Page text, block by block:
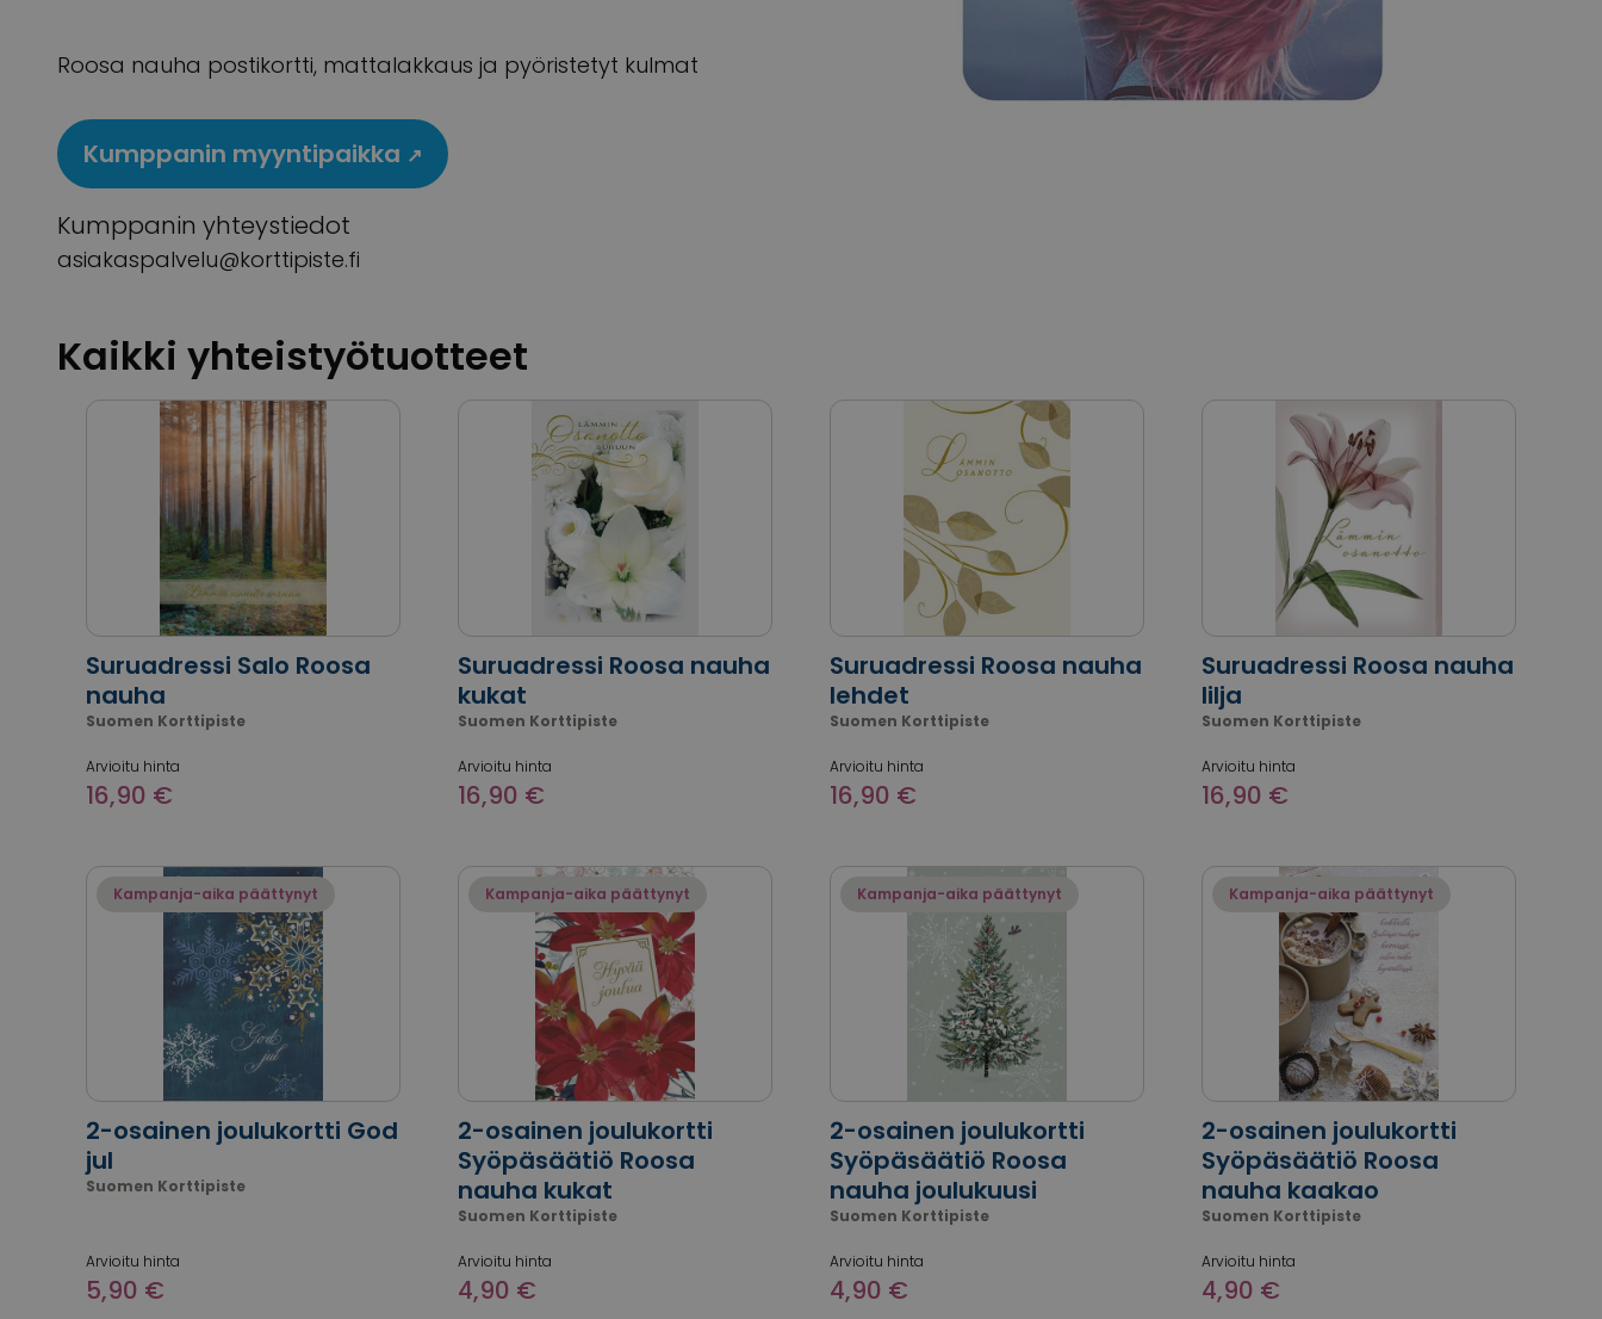
Roosa nauha postikortti, mattalakkaus ja pyöristetyt kulmat
Kumppanin myyntipaikka ↗
Kumppanin yhteystiedot
asiakaspalvelu@korttipiste.fi
Kaikki yhteistyötuotteet
Suruadressi Salo Roosa
nauha
Suomen Korttipiste
Arvioitu hinta
16,90 €
Suruadressi Roosa nauha
kukat
Suomen Korttipiste
Arvioitu hinta
16,90 €
Suruadressi Roosa nauha
lehdet
Suomen Korttipiste
Arvioitu hinta
16,90 €
Suruadressi Roosa nauha
lilja
Suomen Korttipiste
Arvioitu hinta
16,90 €
Kampanja-aika päättynyt
2-osainen joulukortti God
jul
Suomen Korttipiste
Arvioitu hinta
5,90 €
Kampanja-aika päättynyt
2-osainen joulukortti
Syöpäsäätiö Roosa
nauha kukat
Suomen Korttipiste
Arvioitu hinta
4,90 €
Kampanja-aika päättynyt
2-osainen joulukortti
Syöpäsäätiö Roosa
nauha joulukuusi
Suomen Korttipiste
Arvioitu hinta
4,90 €
Kampanja-aika päättynyt
2-osainen joulukortti
Syöpäsäätiö Roosa
nauha kaakao
Suomen Korttipiste
Arvioitu hinta
4,90 €